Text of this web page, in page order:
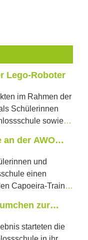
Lego-Roboter
im Rahmen der
Schülerinnen
sowie
Leben. In
Jugendlichen
Castillo e.V.
betreute die
der AWO
und
einen
Capoeira-Trainer
der Gäste war
Rathino – ein
zur
starteten die